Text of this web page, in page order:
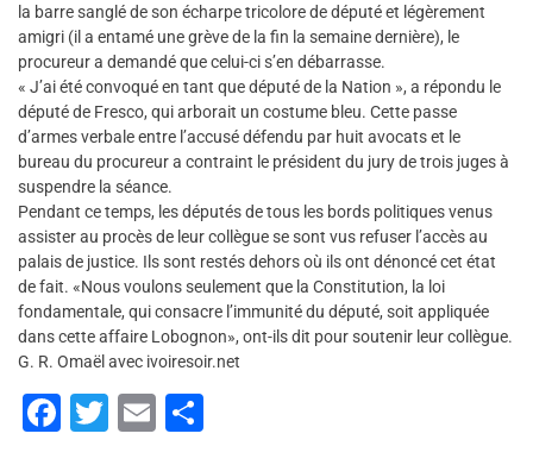
la barre sanglé de son écharpe tricolore de député et légèrement
amigri (il a entamé une grève de la fin la semaine dernière), le
procureur a demandé que celui-ci s’en débarrasse.
« J’ai été convoqué en tant que député de la Nation », a répondu le
député de Fresco, qui arborait un costume bleu. Cette passe
d’armes verbale entre l’accusé défendu par huit avocats et le
bureau du procureur a contraint le président du jury de trois juges à
suspendre la séance.
Pendant ce temps, les députés de tous les bords politiques venus
assister au procès de leur collègue se sont vus refuser l’accès au
palais de justice. Ils sont restés dehors où ils ont dénoncé cet état
de fait. «Nous voulons seulement que la Constitution, la loi
fondamentale, qui consacre l’immunité du député, soit appliquée
dans cette affaire Lobognon», ont-ils dit pour soutenir leur collègue.
G. R. Omaël avec ivoiresoir.net
F
T
E